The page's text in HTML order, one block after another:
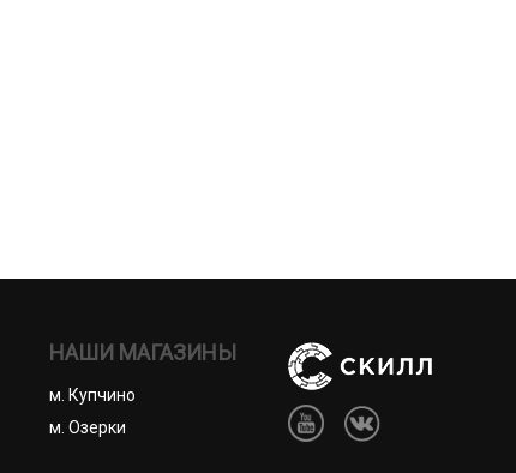
НАШИ МАГАЗИНЫ
м. Купчино
м. Озерки